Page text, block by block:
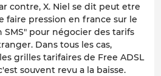
contre, X. Niel se dit peut etre
faire pression en france sur le
pour négocier des tarifs
Dans tous les cas,
grilles tarifaires de Free ADSL
souvent revu a la baisse.